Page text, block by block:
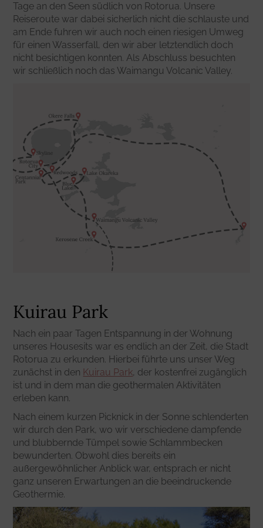
Tage an den Seen südlich von Rotorua. Unsere
Reiseroute war dabei sicherlich nicht die schlauste und
am Ende fuhren wir auch noch einen riesigen Umweg
für einen Wasserfall, den wir aber letztendlich doch
nicht besichtigen konnten. Als Abschluss besuchten
wir schließlich noch das Waimangu Volcanic Valley.
Kuirau Park
Nach ein paar Tagen Entspannung in der Wohnung
unseres Housesits war es endlich an der Zeit, die Stadt
Rotorua zu erkunden. Hierbei führte uns unser Weg
zunächst in den Kuirau Park, der kostenfrei zugänglich
ist und in dem man die geothermalen Aktivitäten
erleben kann.
Nach einem kurzen Picknick in der Sonne schlenderten
wir durch den Park, wo wir verschiedene dampfende
und blubbernde Tümpel sowie Schlammbecken
bewunderten. Obwohl dies bereits ein
außergewöhnlicher Anblick war, entsprach er nicht
ganz unseren Erwartungen an die beeindruckende
Geothermie.